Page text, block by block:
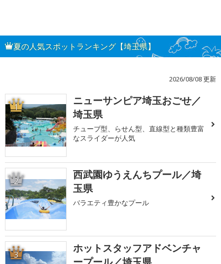
夏の人気スポットランキング【埼玉県】
2026/08/08 更新
1
ニューサンピア埼玉おごせ／
埼玉県
チューブ型、らせん型、直線型と種類豊富
なスライダーが人気
2
西武園ゆうえんちプール／埼
玉県
バラエティ豊かなプール
3
ホットスタッフアドベンチャ